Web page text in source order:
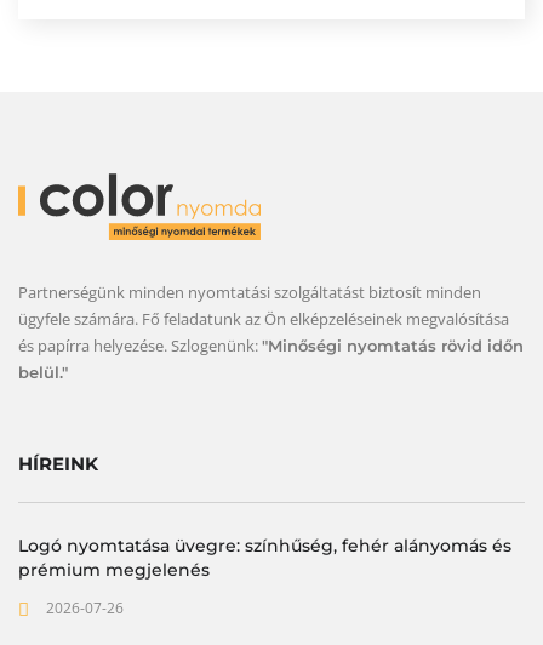
Partnerségünk minden nyomtatási szolgáltatást biztosít minden
ügyfele számára. Fő feladatunk az Ön elképzeléseinek megvalósítása
és papírra helyezése. Szlogenünk:"Minőségi nyomtatás rövid időn
belül."
HÍREINK
Logó nyomtatása üvegre: színhűség, fehér alányomás és
prémium megjelenés
2026-07-26